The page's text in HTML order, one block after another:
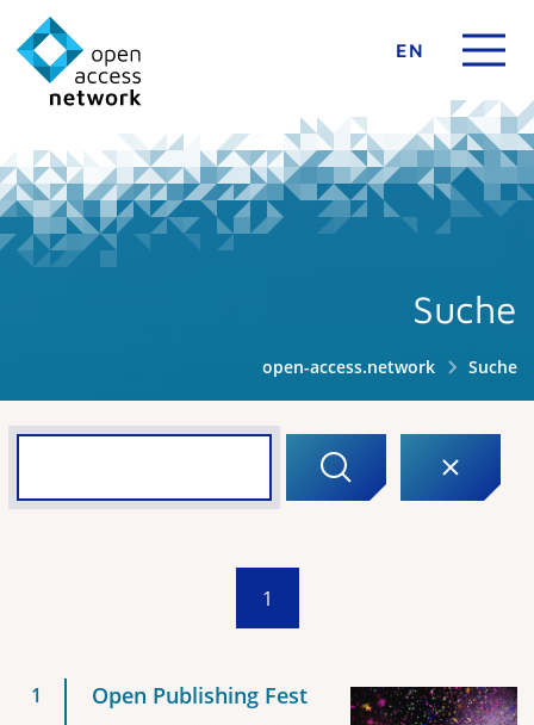
EN
Suche
open-access.network Suche
1
Open Publishing Fest